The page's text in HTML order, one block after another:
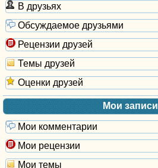
В друзьях
Обсуждаемое друзьями
Рецензии друзей
Темы друзей
Оценки друзей
Мои записи
Мои комментарии
Мои рецензии
Мои темы